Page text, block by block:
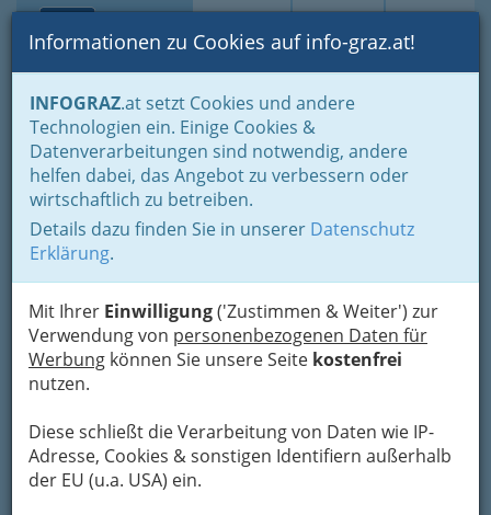
Suche Login Toggle
Informationen zu Cookies auf info-graz.at!
INFOGRAZ.at setzt Cookies und andere
Technologien ein. Einige Cookies &
Datenverarbeitungen sind notwendig, andere
helfen dabei, das Angebot zu verbessern oder
wirtschaftlich zu betreiben.
Details dazu finden Sie in unserer Datenschutz
Erklärung.
Mit Ihrer Einwilligung('Zustimmen & Weiter') zur
Verwendung von personenbezogenen Daten für
Werbung können Sie unsere Seite kostenfrei
nutzen.
Diese schließt die Verarbeitung von Daten wie IP-
Adresse, Cookies & sonstigen Identifiern außerhalb
der EU (u.a. USA) ein.
Home Blogs
Digitale Bilder bieten viele
Möglichkeiten
VomFotobuch
Enkelkindes, von der
Fotos auf Papier – noch
zeitgemäß?